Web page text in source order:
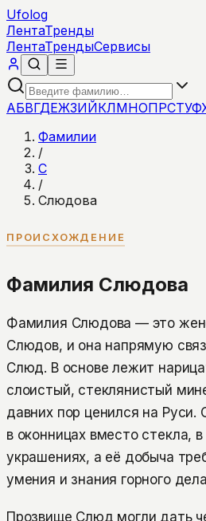
Ufolog
ЛентаТренды
ЛентаТрендыСервисы
АБВГДЕЖЗИЙКЛМНОПРСТУФ
Фамилии
/
С
/
Слюдова
ПРОИСХОЖДЕНИЕ
Фамилия Слюдова
Фамилия Слюдова — это
Слюдов, и она напрямую
Слюд. В основе лежит
слоистый, стеклянистый
давних пор ценился на Руси.
в оконницах вместо стекла,
украшениях, а её добыча
умения и знания горного
Прозвище Слюд могли дать